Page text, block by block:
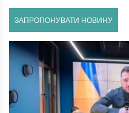
ЗАПРОПОНУВАТИ НОВИНУ